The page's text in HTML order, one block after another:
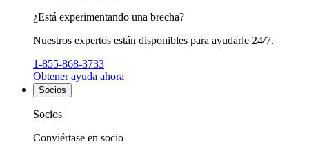
¿Está experimentando una brecha?
Nuestros expertos están disponibles para ayudarle 24/7.
1-855-868-3733
Obtener ayuda ahora
Socios
Socios
Conviértase en socio